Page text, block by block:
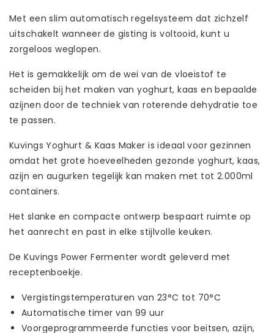
Met een slim automatisch regelsysteem dat zichzelf
uitschakelt wanneer de gisting is voltooid, kunt u
zorgeloos weglopen.
Het is gemakkelijk om de wei van de vloeistof te
scheiden bij het maken van yoghurt, kaas en bepaalde
azijnen door de techniek van roterende dehydratie toe
te passen.
Kuvings Yoghurt & Kaas Maker is ideaal voor gezinnen
omdat het grote hoeveelheden gezonde yoghurt, kaas,
azijn en augurken tegelijk kan maken met tot 2.000ml
containers.
Het slanke en compacte ontwerp bespaart ruimte op
het aanrecht en past in elke stijlvolle keuken.
De Kuvings Power Fermenter wordt geleverd met
receptenboekje.
Vergistingstemperaturen van 23°C tot 70°C
Automatische timer van 99 uur
Voorgeprogrammeerde functies voor beitsen, azijn,